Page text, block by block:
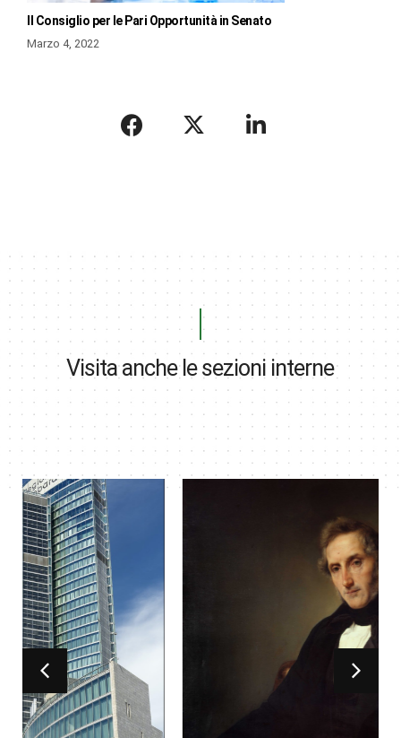
Il Consiglio per le Pari Opportunità in Senato
Marzo 4, 2022
Visita anche le sezioni interne